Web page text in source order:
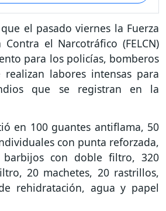
el pasado viernes la Fuerza
Contra el Narcotráfico (FELCN)
para los policías, bomberos
labores intensas para
que se registran en la
en 100 guantes antiflama, 50
con punta reforzada,
barbijos con doble filtro, 320
20 machetes, 20 rastrillos,
rehidratación, agua y papel